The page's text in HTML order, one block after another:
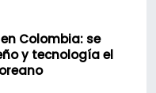
Colombia: se
y tecnología el